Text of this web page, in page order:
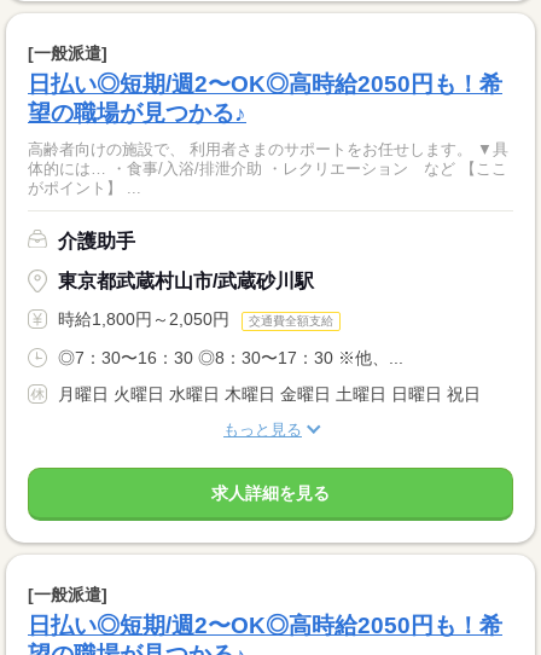
[一般派遣]
日払い◎短期/週2〜OK◎高時給2050円も！希
望の職場が見つかる♪
高齢者向けの施設で、 利用者さまのサポートをお任せします。 ▼具
体的には… ・食事/入浴/排泄介助 ・レクリエーション など 【ここ
がポイント】 ...
介護助手
東京都武蔵村山市/武蔵砂川駅
時給1,800円～2,050円 交通費全額支給
◎7：30〜16：30 ◎8：30〜17：30 ※他、...
月曜日 火曜日 水曜日 木曜日 金曜日 土曜日 日曜日 祝日
もっと見る
求人詳細を見る
[一般派遣]
日払い◎短期/週2〜OK◎高時給2050円も！希